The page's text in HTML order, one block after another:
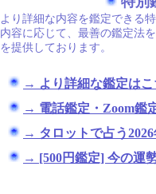
より詳細な内容を鑑定できる
内容に応じて、最善の鑑定法
を提供しております。
→ より詳細な鑑定は
→ 電話鑑定・Zoom鑑
→ タロットで占う
→ [500円鑑定] 今の運